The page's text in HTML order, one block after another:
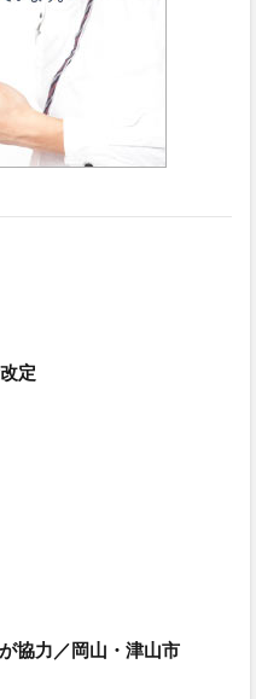
定
協力／岡山・津山市